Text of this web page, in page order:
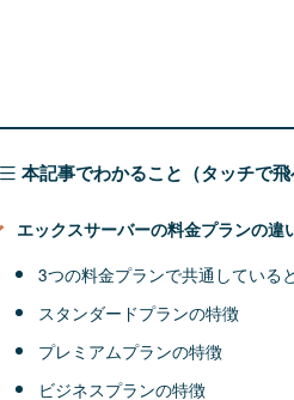
本記事でわかること（タッチで飛
エックスサーバーの料金プランの違
3つの料金プランで共通している
スタンダードプランの特徴
プレミアムプランの特徴
ビジネスプランの特徴